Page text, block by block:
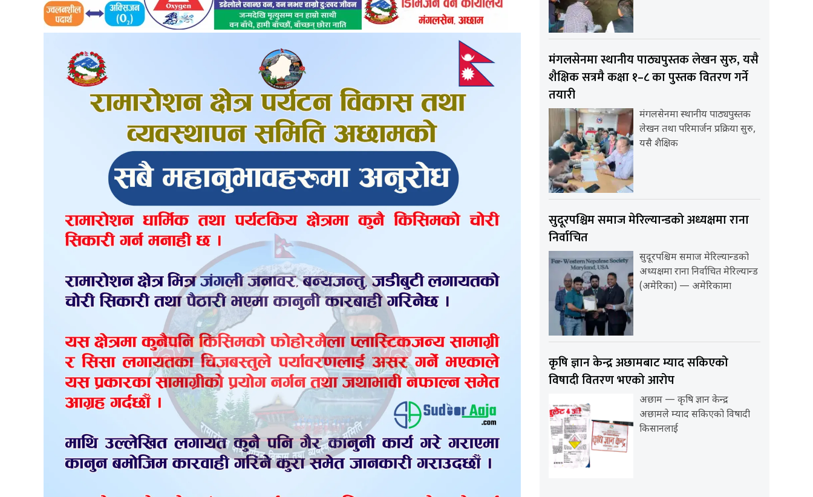
मंगलसेनमा स्थानीय पाठ्यपुस्तक लेखन सुरु, यसै
शैक्षिक सत्रमै कक्षा १–८ का पुस्तक वितरण गर्ने
तयारी
मंगलसेनमा स्थानीय पाठ्यपुस्तक
लेखन तथा परिमार्जन प्रक्रिया सुरु,
यसै शैक्षिक
सुदूरपश्चिम समाज मेरिल्यान्डको अध्यक्षमा राना
निर्वाचित
सुदूरपश्चिम समाज मेरिल्यान्डको
अध्यक्षमा राना निर्वाचित मेरिल्यान्ड
(अमेरिका) — अमेरिकामा
कृषि ज्ञान केन्द्र अछामबाट म्याद सकिएको
विषादी वितरण भएको आरोप
अछाम — कृषि ज्ञान केन्द्र
अछामले म्याद सकिएको विषादी
किसानलाई